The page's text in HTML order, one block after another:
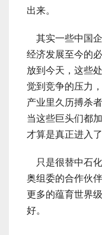
出来。
其实一些中国
经济发展至今的
放到今天，这些
觉到竞争的压力
产业里久历搏杀
当这些巨头们都
才算是真正进入
只是很替中石
奥组委的合作伙
更多的蕴育世界
好。